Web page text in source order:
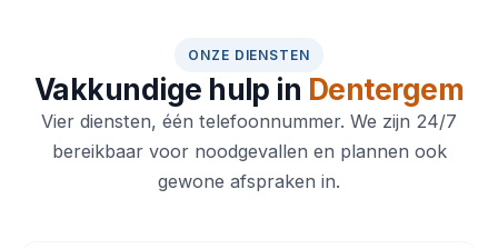
ONZE DIENSTEN
Vakkundige hulp in Dentergem
Vier diensten, één telefoonnummer. We zijn 24/7
bereikbaar voor noodgevallen en plannen ook
gewone afspraken in.